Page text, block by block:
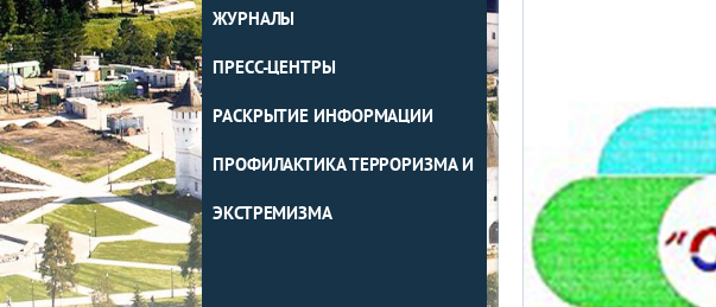
ЖУРНАЛЫ
ПРЕСС-ЦЕНТРЫ
РАСКРЫТИЕ ИНФОРМАЦИИ
ПРОФИЛАКТИКА ТЕРРОРИЗМА И
ЭКСТРЕМИЗМА